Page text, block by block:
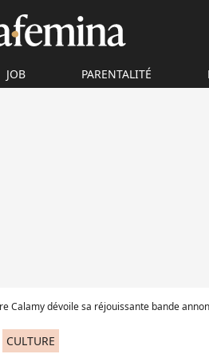
JOB PARENTALITÉ
Calamy dévoile sa réjouissante bande
CULTURE